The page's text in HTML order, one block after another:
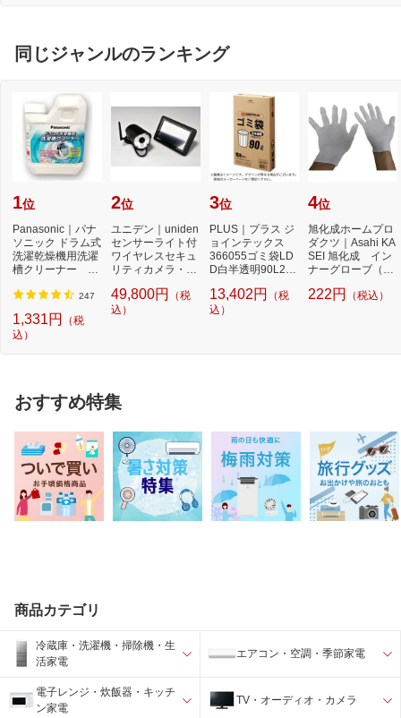
同じジャンルのランキング
1位
Panasonic｜パナ
ソニック ドラム式
洗濯乾燥機用洗濯
槽クリーナー N-
濯...
247
1,331円
（税
込）
2位
ユニデン｜uniden
センサーライト付
ワイヤレスセキュ
リティカメラ・モ
49,800円
（税
込）
3位
PLUS｜プラス ジ
ョインテックス
366055ゴミ袋LD
D白半透明90L2百
15J-9...
13,402円
（税
込）
4位
旭化成ホームプロ
ダクツ｜Asahi KA
SEI 旭化成 イン
ナーグローブ（薄
プ）...
222円 （税込）
おすすめ特集
商品カテゴリ
冷蔵庫・洗濯機・掃除機・生
活家電
エアコン・空調・季節家電
電子レンジ・炊飯器・キッチ
ン家電
TV・オーディオ・カメラ